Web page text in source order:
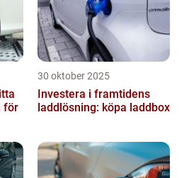
för
30 oktober 2025
Investera i framtidens
laddlösning: köpa laddbox